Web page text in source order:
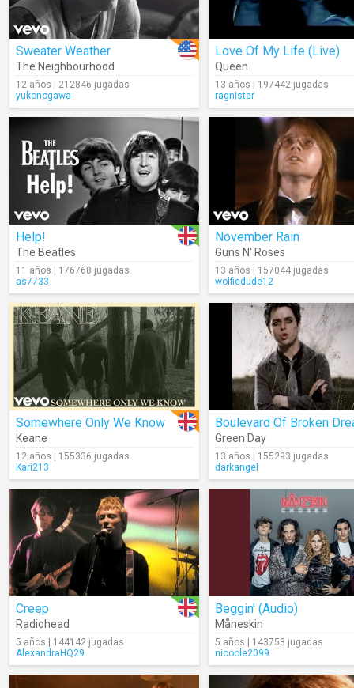
Sweater Weather
The Neighbourhood
12 años | 212846 jugadas
yukonogawa
Love Of My Life (Live)
Queen
13 años | 197442 jugadas
ragnister
Help!
The Beatles
11 años | 176768 jugadas
as7733
November Rain
Guns N' Roses
13 años | 157044 jugadas
wolfiedude12
Somewhere Only We Know
Keane
12 años | 155336 jugadas
Kari213
Boulevard Of Broken
Green Day
13 años | 155293 jugadas
darkangel
Creep
Radiohead
5 años | 144142 jugadas
AlexandraHQ29
Beggin' (Audio)
Måneskin
5 años | 143753 jugadas
nicoole2099